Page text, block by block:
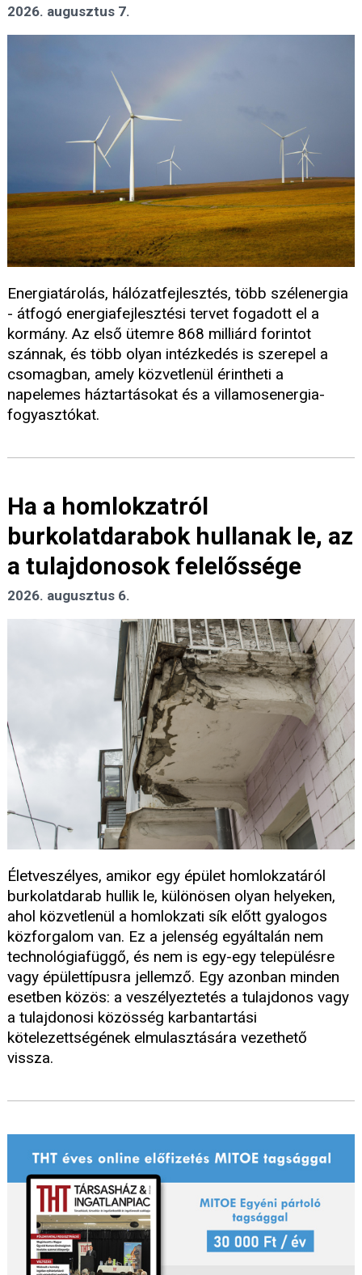
2026. augusztus 7.
Energiatárolás, hálózatfejlesztés, több szélenergia
- átfogó energiafejlesztési tervet fogadott el a
kormány. Az első ütemre 868 milliárd forintot
szánnak, és több olyan intézkedés is szerepel a
csomagban, amely közvetlenül érintheti a
napelemes háztartásokat és a villamosenergia-
fogyasztókat.
Ha a homlokzatról
burkolatdarabok hullanak le, az
a tulajdonosok felelőssége
2026. augusztus 6.
Életveszélyes, amikor egy épület homlokzatáról
burkolatdarab hullik le, különösen olyan helyeken,
ahol közvetlenül a homlokzati sík előtt gyalogos
közforgalom van. Ez a jelenség egyáltalán nem
technológiafüggő, és nem is egy-egy településre
vagy épülettípusra jellemző. Egy azonban minden
esetben közös: a veszélyeztetés a tulajdonos vagy
a tulajdonosi közösség karbantartási
kötelezettségének elmulasztására vezethető
vissza.